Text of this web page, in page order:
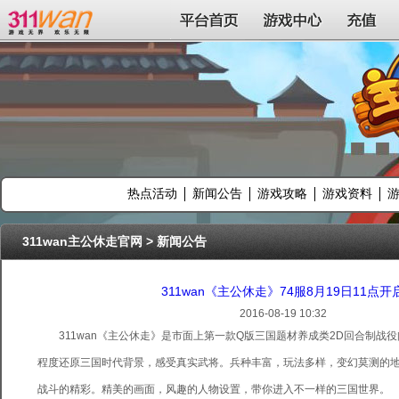
311wan平台 平台首页 游戏中心 充值
热点活动 新闻公告 游戏攻略 游戏资料
311wan主公休走官网>新闻公告
311wan《主公休走》74服8月19日11点开
2016-08-19 10:32
311wan《主公休走》是市面上第一款Q版三国题材养成类2D回合制战役
程度还原三国时代背景，感受真实武将。兵种丰富，玩法多样，变幻莫测的
战斗的精彩。精美的画面，风趣的人物设置，带你进入不一样的三国世界。